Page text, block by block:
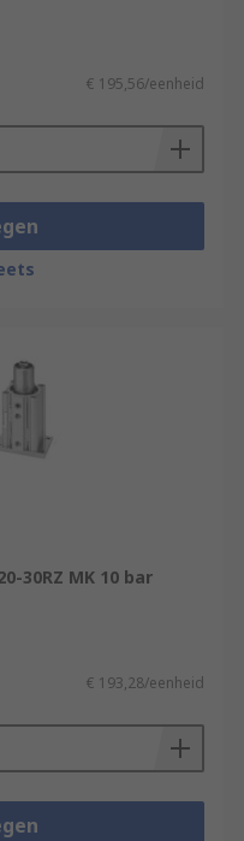
€ 195,56/eenheid
30RZ MK 10 bar
€ 193,28/eenheid